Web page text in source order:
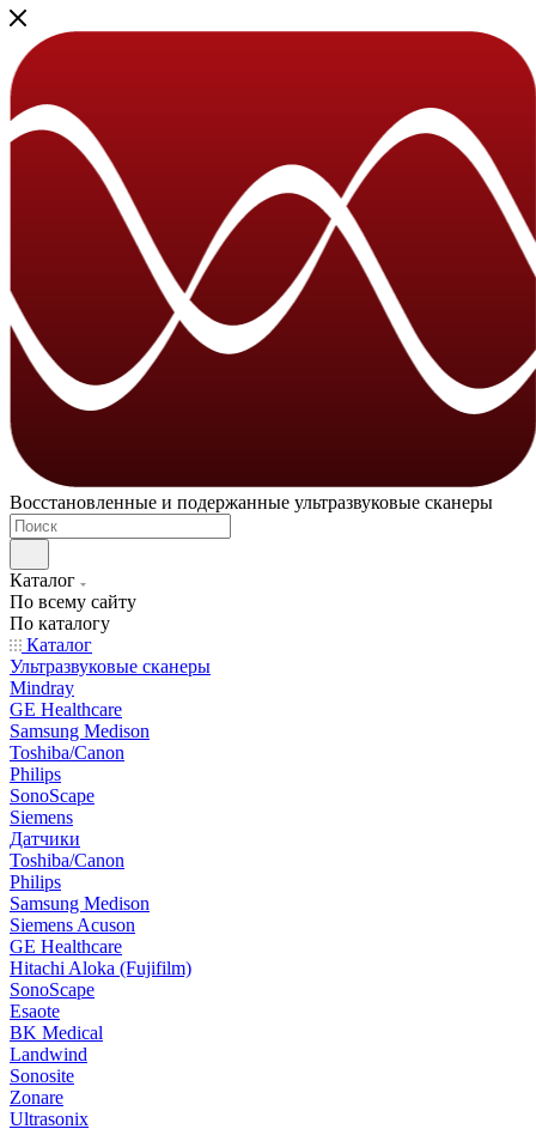
Восстановленные и подержанные ультразвуковые сканеры
Каталог
По всему сайту
По каталогу
Каталог
Ультразвуковые сканеры
Mindray
GE Healthcare
Samsung Medison
Toshiba/Canon
Philips
SonoScape
Siemens
Датчики
Toshiba/Canon
Philips
Samsung Medison
Siemens Acuson
GE Healthcare
Hitachi Aloka (Fujifilm)
SonoScape
Esaote
BK Medical
Landwind
Sonosite
Zonare
Ultrasonix